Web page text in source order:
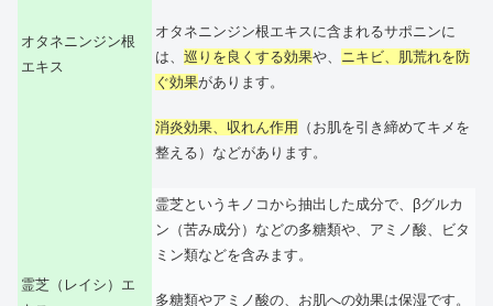
オタネニンジン根
エキス
オタネニンジン根エキスに含まれるサポニンに
は、 巡りを良くする効果や、 ニキビ、肌荒れを防
ぐ効果があります。
消炎効果、収れん作用
（お肌を引き締めてキメを
整える）などがあります。
霊芝（レイシ）エ
霊芝というキノコから抽出した成分で、βグルカ
ン（苦み成分）などの多糖類や、アミノ酸、ビタ
ミン類などを含みます。
多糖類やアミノ酸の、お肌への効果は保湿です。